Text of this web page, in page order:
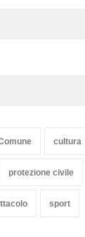
cultura 8 Maggio 2020
cultura
protezione civile
sport